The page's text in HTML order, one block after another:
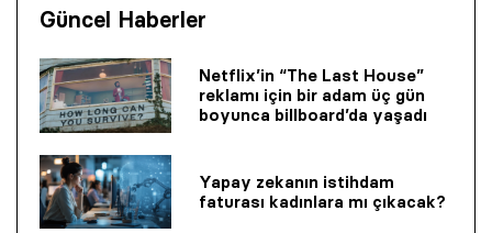
Güncel Haberler
Netflix’in “The Last House”
reklamı için bir adam üç gün
boyunca billboard’da yaşadı
Yapay zekanın istihdam
faturası kadınlara mı çıkacak?